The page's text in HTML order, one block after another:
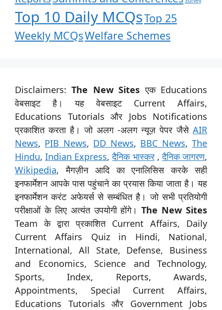
Top 10 Daily MCQsTop 25
Weekly MCQsWelfare Schemes
Disclaimers:The New Sites एक Educations
वेबसाइट है। यह वेबसाइट Current Affairs,
Educations Tutorials और Jobs Notifications
प्रकाशित करता है। जो अलग -अलग न्यूज़ पेपर जैसे AIR
News, PIB News, DD News, BBC News,The
Hindu,Indian Express,दैनिक भास्कर,दैनिक जागरण,
Wikipedia, मैगज़ीन आदि का एनालिसिस करके सही
इनफार्मेशन आपके पास पहुंचाने का प्रयास किया जाता है। यह
इनफार्मेशन करंट अफेयर्स से सम्बंधित है। जो सभी प्रतियोगी
परीक्षाओं के लिए अत्यंत उपयोगी होंगे।The New Sites
Team के द्वारा प्रकाशित Current Affairs, Daily
Current Affairs Quiz in Hindi, National,
International, All State, Defense, Business
and Economics, Science and Technology,
Sports, Index, Reports, Awards,
Appointments, Special Current Affairs,
Educations Tutorials और Government Jobs